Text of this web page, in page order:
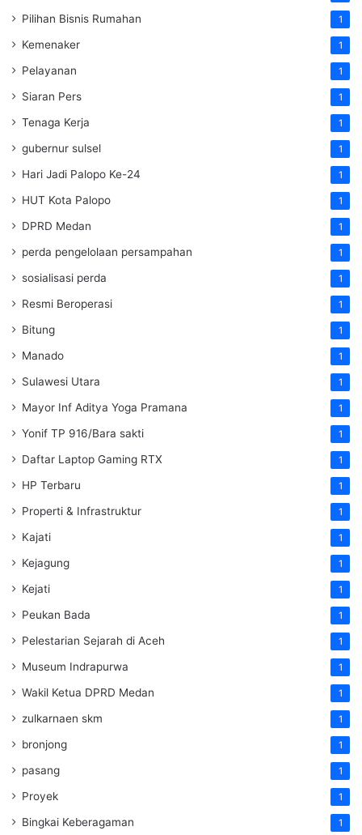
Pilihan Bisnis Rumahan 1
Kemenaker 1
Pelayanan 1
Siaran Pers 1
Tenaga Kerja 1
gubernur sulsel 1
Hari Jadi Palopo Ke-24 1
HUT Kota Palopo 1
DPRD Medan 1
perda pengelolaan persampahan 1
sosialisasi perda 1
Resmi Beroperasi 1
Bitung 1
Manado 1
Sulawesi Utara 1
Mayor Inf Aditya Yoga Pramana 1
Yonif TP 916/Bara sakti 1
Daftar Laptop Gaming RTX 1
HP Terbaru 1
Properti & Infrastruktur 1
Kajati 1
Kejagung 1
Kejati 1
Peukan Bada 1
Pelestarian Sejarah di Aceh 1
Museum Indrapurwa 1
Wakil Ketua DPRD Medan 1
zulkarnaen skm 1
bronjong 1
pasang 1
Proyek 1
Bingkai Keberagaman 1